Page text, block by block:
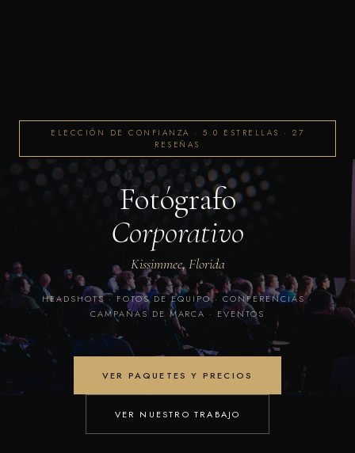
ELECCIÓN DE CONFIANZA · 5.0 ESTRELLAS · 27
RESEÑAS
Fotógrafo
Corporativo
Kissimmee, Florida
HEADSHOTS · FOTOS DE EQUIPO · CONFERENCIAS ·
CAMPAÑAS DE MARCA · EVENTOS
VER PAQUETES Y PRECIOS
VER NUESTRO TRABAJO